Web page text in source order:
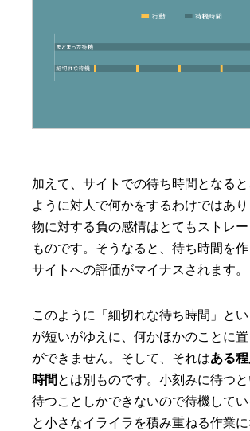
加えて、サイトでの待ち時間となる
ように対人で何かをするわけではあ
物に対する負の感情はとてもストレ
ものです。そうなると、待ち時間を
サイトへの評価がマイナスされます。
このように「細切れな待ち時間」と
が短いがゆえに、何かほかのことに
ができません。そして、それはある
時間 とは別ものです。小刻みに待つと
待つことしかできないので待機して
と小さなイライラを積み重ねる作業